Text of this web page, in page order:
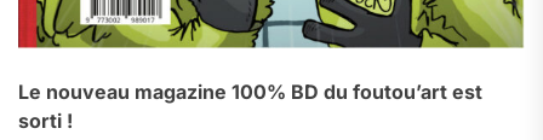
Le nouveau magazine 100% BD du foutou’art est
sorti !